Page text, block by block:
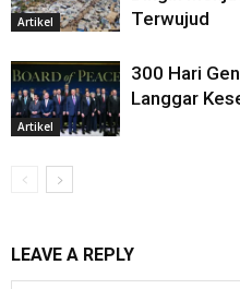
Artikel
Terwujud
Artikel
300 Hari
Langgar
LEAVE A REPLY